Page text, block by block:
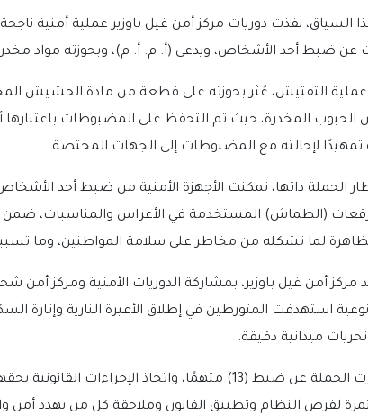
السياق، نفذت دوريات مركز أمن غيل باوزير عملية أمنية
عن ضبط أحد الأشخاص، ويدعى (أ. م. أ. م)، وبحوزته مواد
الحبوب المخدرة، حيث تم التحفظ على المضبوطات باعتبارها
تمهيدًا لإحالته مع المضبوطات إلى الجهات المختصة.
الحملة ذاتها، تمكنت الأجهزة الأمنية من ضبط أحد الأشخاص
(الطماش) المستخدمة في الأعراس والمناسبات، ضمن
لما تشكله من مخاطر على سلامة المواطنين، وما
مركز أمن غيل باوزير، بمشاركة الدوريات الأمنية ومركز أمن
استهدفت المتورطين في إطلاق الأعيرة النارية وإثارة
ميدانية دقيقة.
وأسفرت الحملة عن ضبط (13) متهمًا، واتخاذ الإجراءات
لفرض النظام وتطبيق القانون وملاحقة كل من يهدد أمن